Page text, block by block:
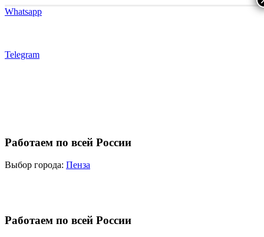
Whatsapp
Telegram
Работаем по всей России
Выбор города: Пенза
Работаем по всей России